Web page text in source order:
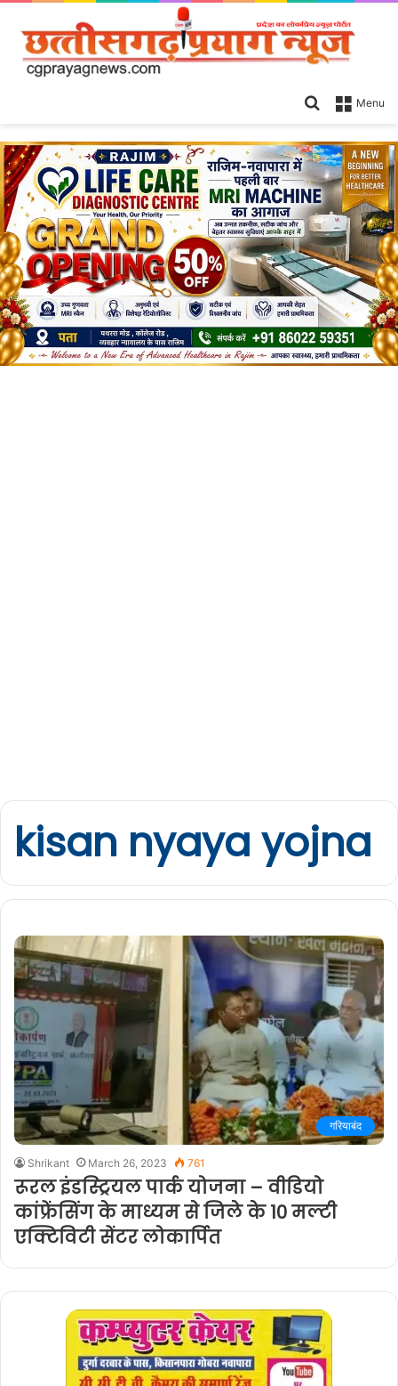
Menu
Search
kisan nyaya yojna
गरियाबंद
Shrikant March 26, 2023 761
रूरल इंडस्ट्रियल पार्क योजना – वीडियो
कांफ्रेंसिंग के माध्यम से जिले के 10 मल्टी
एक्टिविटी सेंटर लोकार्पित